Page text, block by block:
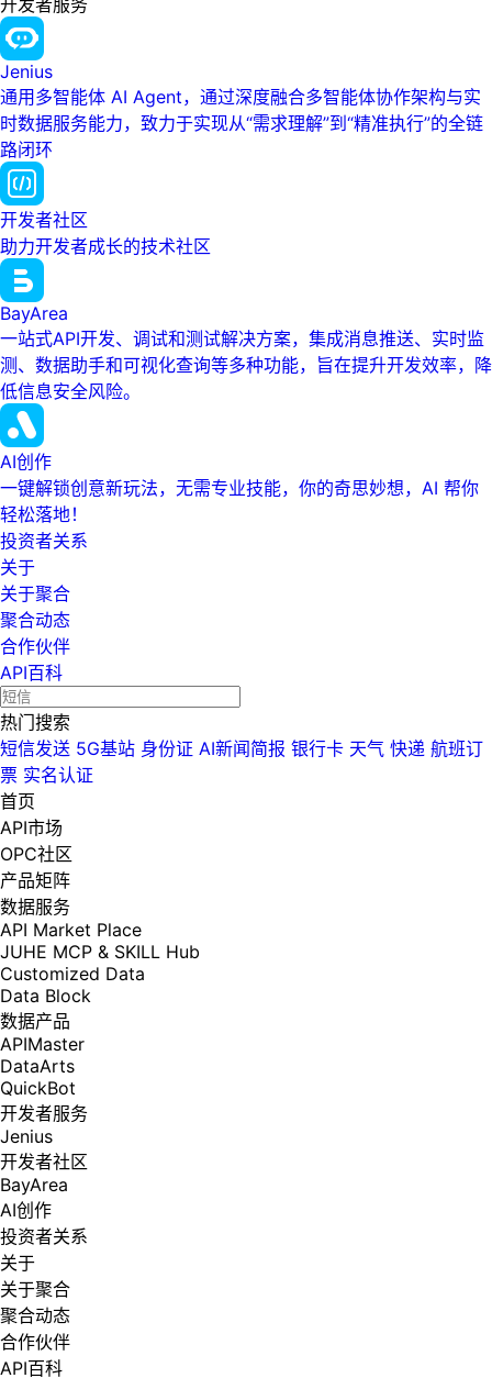
开发者服务
Jenius
通用多智能体 AI Agent，通过深度融合多智能体协作架构与实
时数据服务能力，致力于实现从“需求理解”到“精准执行”的全链
路闭环
开发者社区
助力开发者成长的技术社区
BayArea
一站式API开发、调试和测试解决方案，集成消息推送、实时监
测、数据助手和可视化查询等多种功能，旨在提升开发效率，降
低信息安全风险。
AI创作
一键解锁创意新玩法，无需专业技能，你的奇思妙想，AI 帮你
轻松落地！
投资者关系
关于
关于聚合
聚合动态
合作伙伴
API百科
热门搜索
短信发送 5G基站 身份证 AI新闻简报 银行卡 天气 快递 航班订
票 实名认证
首页
API市场
OPC社区
产品矩阵
数据服务
API Market Place
JUHE MCP & SKILL Hub
Customized Data
Data Block
数据产品
APIMaster
DataArts
QuickBot
开发者服务
Jenius
开发者社区
BayArea
AI创作
投资者关系
关于
关于聚合
聚合动态
合作伙伴
API百科